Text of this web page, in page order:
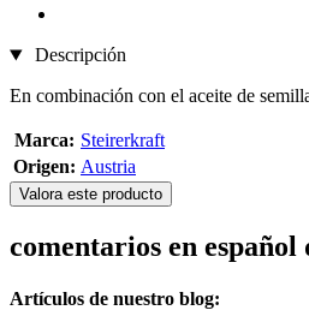
Descripción
En combinación con el aceite de
Marca: Steirerkraft
Origen: Austria
Valora este producto
comentarios en
Artículos de nuestro blog: